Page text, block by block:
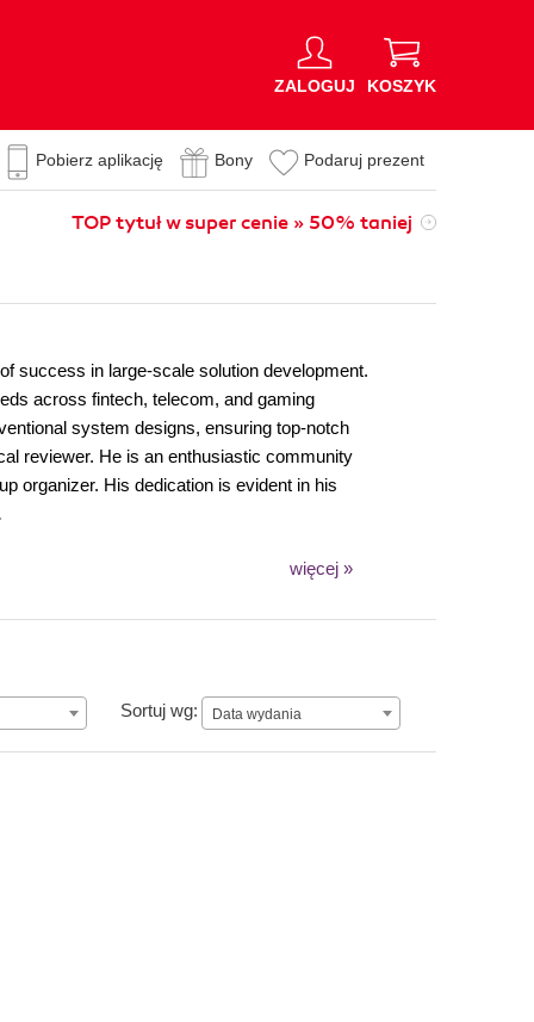
ZALOGUJ KOSZYK
Pobierz aplikację Bony Podaruj prezent
TOP tytuł w super cenie » 50% taniej
success in large-scale solution development.
across fintech, telecom, and gaming
system designs, ensuring top-notch
reviewer. He is an enthusiastic community
organizer. His dedication is evident in his
więcej »
Sortuj wg: Data wydania
Data wydania